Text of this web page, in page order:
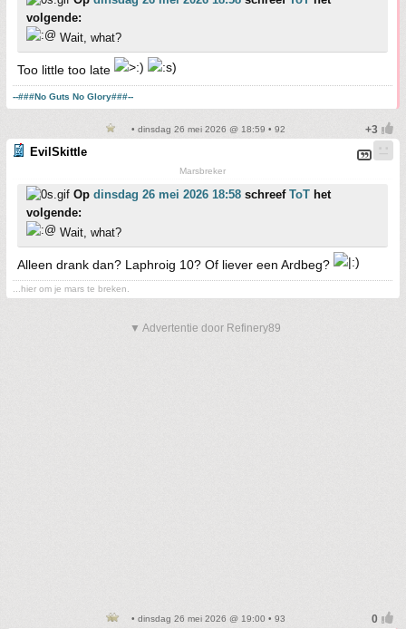
volgende:
Wait, what?
Too little too late
--###No Guts No Glory###--
• dinsdag 26 mei 2026 @ 18:59 • 92
EvilSkittle
Marsbreker
Op dinsdag 26 mei 2026 18:58 schreef ToT het
volgende:
Wait, what?
Alleen drank dan? Laphroig 10? Of liever een Ardbeg?
...hier om je mars te breken.
▼ Advertentie door Refinery89
• dinsdag 26 mei 2026 @ 19:00 • 93